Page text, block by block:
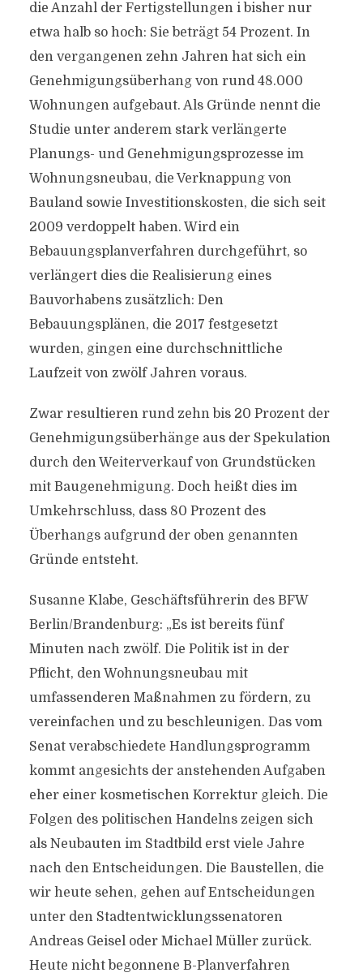
die Anzahl der Fertigstellungen i bisher nur
etwa halb so hoch: Sie beträgt 54 Prozent. In
den vergangenen zehn Jahren hat sich ein
Genehmigungsüberhang von rund 48.000
Wohnungen aufgebaut. Als Gründe nennt die
Studie unter anderem stark verlängerte
Planungs- und Genehmigungsprozesse im
Wohnungsneubau, die Verknappung von
Bauland sowie Investitionskosten, die sich seit
2009 verdoppelt haben. Wird ein
Bebauungsplanverfahren durchgeführt, so
verlängert dies die Realisierung eines
Bauvorhabens zusätzlich: Den
Bebauungsplänen, die 2017 festgesetzt
wurden, gingen eine durchschnittliche
Laufzeit von zwölf Jahren voraus.
Zwar resultieren rund zehn bis 20 Prozent der
Genehmigungsüberhänge aus der Spekulation
durch den Weiterverkauf von Grundstücken
mit Baugenehmigung. Doch heißt dies im
Umkehrschluss, dass 80 Prozent des
Überhangs aufgrund der oben genannten
Gründe entsteht.
Susanne Klabe, Geschäftsführerin des BFW
Berlin/Brandenburg: „Es ist bereits fünf
Minuten nach zwölf. Die Politik ist in der
Pflicht, den Wohnungsneubau mit
umfassenderen Maßnahmen zu fördern, zu
vereinfachen und zu beschleunigen. Das vom
Senat verabschiedete Handlungsprogramm
kommt angesichts der anstehenden Aufgaben
eher einer kosmetischen Korrektur gleich. Die
Folgen des politischen Handelns zeigen sich
als Neubauten im Stadtbild erst viele Jahre
nach den Entscheidungen. Die Baustellen, die
wir heute sehen, gehen auf Entscheidungen
unter den Stadtentwicklungssenatoren
Andreas Geisel oder Michael Müller zurück.
Heute nicht begonnene B-Planverfahren